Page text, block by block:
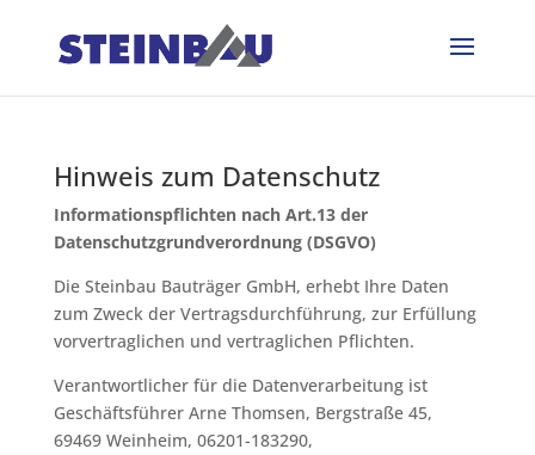
Hinweis zum Datenschutz
Informationspflichten nach Art.13 der
Datenschutzgrundverordnung (DSGVO)
Die Steinbau Bauträger GmbH, erhebt Ihre Daten
zum Zweck der Vertragsdurchführung, zur Erfüllung
vorvertraglichen und vertraglichen Pflichten.
Verantwortlicher für die Datenverarbeitung ist
Geschäftsführer Arne Thomsen, Bergstraße 45,
69469 Weinheim, 06201-183290,